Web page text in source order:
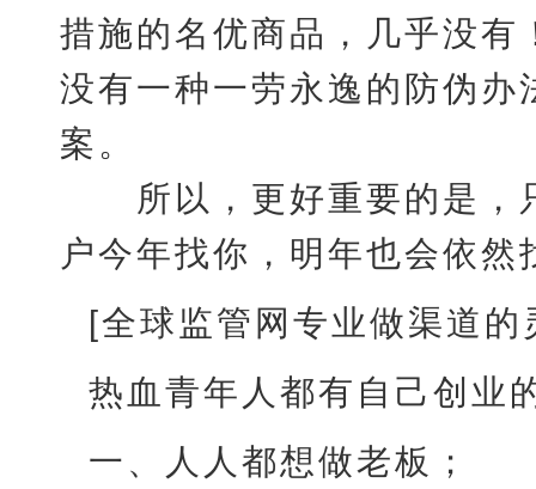
措施的名优商品，几乎没
没有一种一劳永逸的防伪
案。
所以，更好重要的是，
户今年找你，明年也会依然
[全球监管网专业做渠道的
热血青年人都有自己创业
一、人人都想做老板；